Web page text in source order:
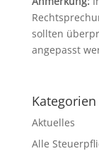
sollten
angepasst
Kategorien
Aktuelles
Alle